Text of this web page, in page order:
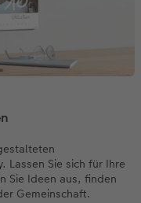
Lassen Sie sich für Ihre
Sie Ideen aus, finden
Gemeinschaft.